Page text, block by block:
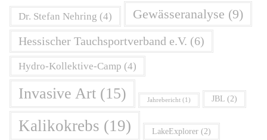
Dr. Stefan Nehring (4) Gewässeranalyse (9)
Hessischer Tauchsportverband e.V. (6)
Hydro-Kollektive-Camp (4)
Invasive Art (15) Jahrebericht (1) JBL (2)
Kalikokrebs (19) LakeExplorer (2)